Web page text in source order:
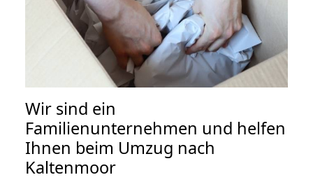
Wir sind ein
Familienunternehmen und helfen
Ihnen beim Umzug nach
Kaltenmoor